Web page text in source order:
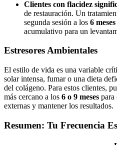
Clientes con flacidez
de restauración. Un
segunda sesión a los 6 meses
acumulativo para un
Estresores Ambientales
El estilo de vida es una variable
solar intensa, fumar o una dieta
del colágeno. Para estos clientes,
más cercano a los 6 o 9 meses para
externas y mantener los resultados.
Resumen: Tu Frecuencia